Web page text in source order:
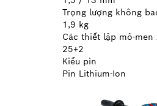
Trọng lượng không
1,9 kg
Các thiết lập mô-men
25+2
Kiểu pin
Pin Lithium-Ion